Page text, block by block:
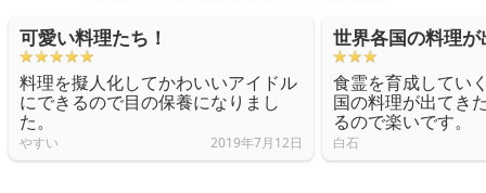
可愛い料理たち！
料理を擬人化してかわいいアイドル
にできるので目の保養になりまし
た。
やすい 2019年7月12日
世界各国の料理
食霊を育成してい
国の料理が出てき
るので楽いです。
白石